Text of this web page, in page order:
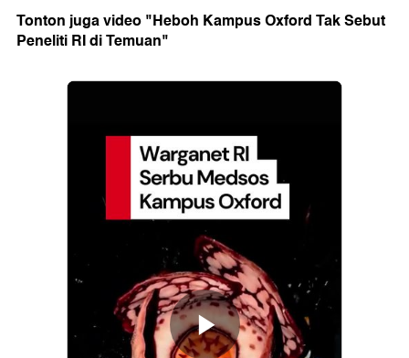
Tonton juga video "Heboh Kampus Oxford Tak Sebut
Peneliti RI di Temuan"